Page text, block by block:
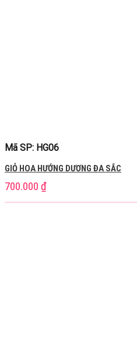
Mã SP: HG06
GIỎ HOA HƯỚNG DƯƠNG ĐA SẮC
700.000 ₫